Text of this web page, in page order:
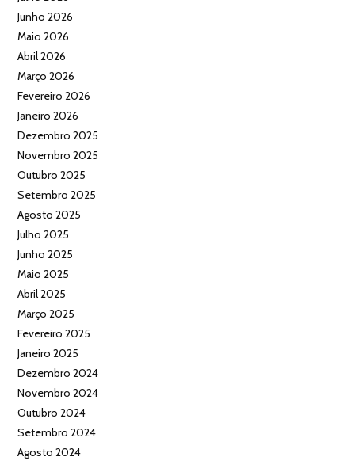
Junho 2026
Maio 2026
Abril 2026
Março 2026
Fevereiro 2026
Janeiro 2026
Dezembro 2025
Novembro 2025
Outubro 2025
Setembro 2025
Agosto 2025
Julho 2025
Junho 2025
Maio 2025
Abril 2025
Março 2025
Fevereiro 2025
Janeiro 2025
Dezembro 2024
Novembro 2024
Outubro 2024
Setembro 2024
Agosto 2024